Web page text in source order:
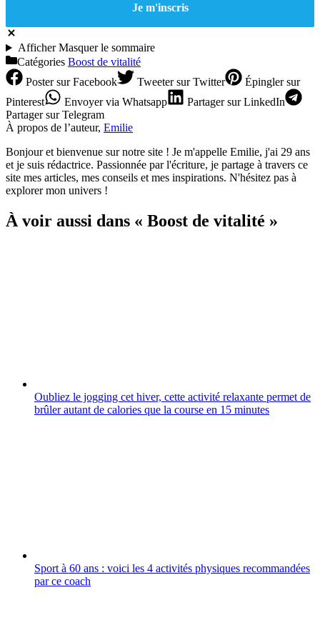
AfficherMasquerle sommaire
Catégories Boost de vitalité
Postersur Facebook Tweetersur Twitter Épinglersur
Pinterest
Envoyervia Whatsapp Partagersur LinkedIn
Partagersur Telegram
À propos de l’auteur, Emilie
Bonjour et bienvenue sur notre site ! Je m'appelle Emilie, j'ai 29 ans
et je suis rédactrice. Passionnée par l'écriture, je partage à travers ce
site mes articles, mes conseils et mes inspirations. N'hésitez pas à
explorer mon univers !
À voir aussi dans « Boost de vitalité »
Oubliez le jogging cet hiver, cette activité relaxante permet de
brûler autant de calories que la course en 15 minutes
Sport à 60 ans : voici les 4 activités physiques recommandées
par ce coach